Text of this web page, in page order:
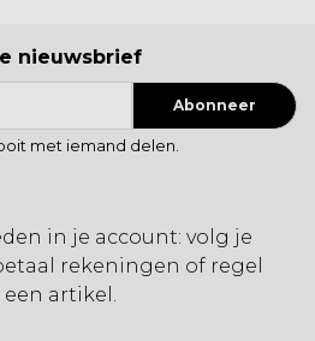
nieuwsbrief
Abonneer
met iemand delen.
in je account: volg je
rekeningen of regel
artikel.